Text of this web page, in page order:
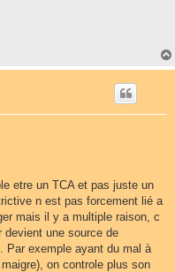
etre un TCA et pas juste un
n est pas forcement lié a
mais il y a multiple raison, c
devient une source de
Par exemple ayant du mal à
on controle plus son